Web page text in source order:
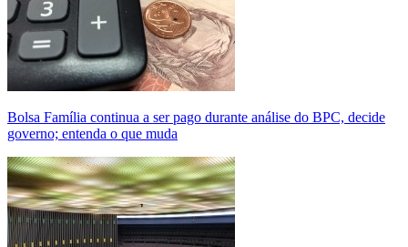
Bolsa Família continua a ser pago durante análise do BPC, decide
governo; entenda o que muda